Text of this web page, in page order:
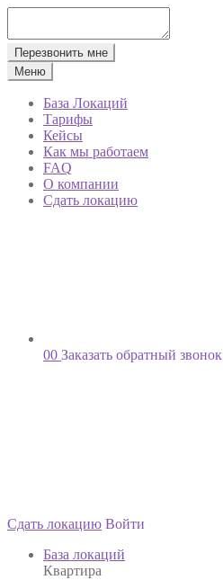
Перезвонить мне
Меню
База Локаций
Тарифы
Кейсы
Как мы работаем
FAQ
О компании
Сдать локацию
00 Заказать обратный звонок
Сдать локацию Войти
База локаций
Квартира